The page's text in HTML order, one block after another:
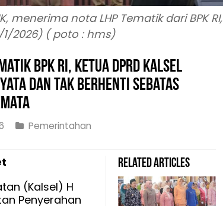
menerima nota LHP Tematik dari BPK RI,
2026) ( poto : hms)
BPK RI, Ketua DPRD Kalsel
dan Tak Berhenti Sebatas
Pemerintahan
Related Articles
(Kalsel) H
Penyerahan